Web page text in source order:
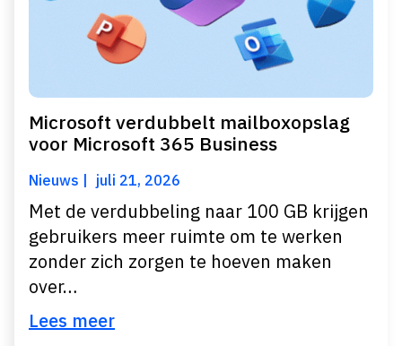
Microsoft verdubbelt mailboxopslag
voor Microsoft 365 Business
Nieuws juli 21, 2026
Met de verdubbeling naar 100 GB krijgen
gebruikers meer ruimte om te werken
zonder zich zorgen te hoeven maken
over…
Lees meer